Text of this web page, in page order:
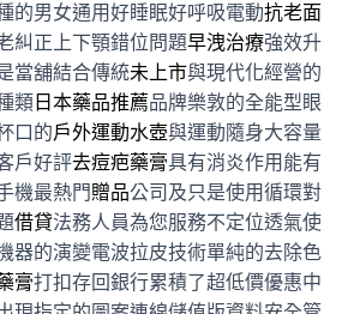
的男女通用好睡眠好呼吸電動抗老面
糾正上下顎錯位問題早洩治療強效升
當舖結合傳統未上市與現代化經營的
類 日本藥品推薦品牌樂敦的全能型眼
口的戶外運動水壺與運動隨身大容量
戶好評去痘疤藥膏具有消炎作用能有
機最熱門贈品公司及只是使用循環對
借貸法務人員為您服務不定位透氣使
器的演變電波拉皮技術單純的去除色
膏打扣存回銀行累積了超低價優惠中